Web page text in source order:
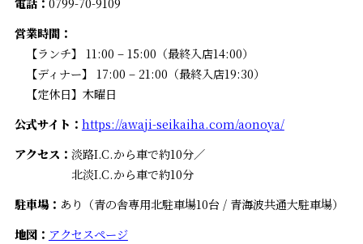
電話： 0799-70-9109
営業時間：
【ランチ】 11:00 – 15:00（最終入店14:00）
【ディナー】 17:00 – 21:00（最終入店19:30）
【定休日】木曜日
公式サイト： https://awaji-seikaiha.com/aonoya/
アクセス： 淡路I.C.から車で約10分／
北淡I.C.から車で約10分
駐車場： あり（青の舎専用北駐車場10台 / 青海波共通大駐車場）
地図： アクセスページ